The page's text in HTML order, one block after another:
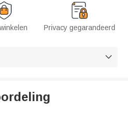
Privacy gegarandeerd
